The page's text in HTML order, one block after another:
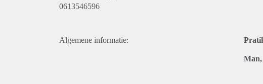
0613546596
Algemene informatie: